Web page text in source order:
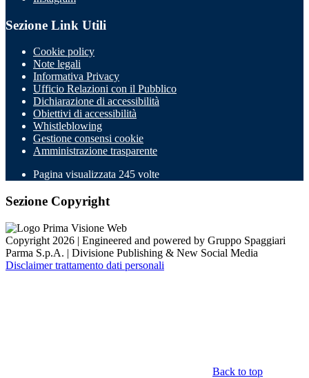
Sezione Link Utili
Cookie policy
Note legali
Informativa Privacy
Ufficio Relazioni con il Pubblico
Dichiarazione di accessibilità
Obiettivi di accessibilità
Whistleblowing
Gestione consensi cookie
Amministrazione trasparente
Pagina visualizzata 245 volte
Sezione Copyright
Copyright 2026 | Engineered and powered by Gruppo Spaggiari
Parma S.p.A. | Divisione Publishing & New Social Media
Disclaimer trattamento dati personali
Back to top